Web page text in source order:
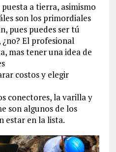
a tierra, asimismo
son los primordiales
pues puedes ser tú
El profesional
mas tener una idea de
costos y elegir
conectores, la varilla y
son algunos de los
estar en la lista.